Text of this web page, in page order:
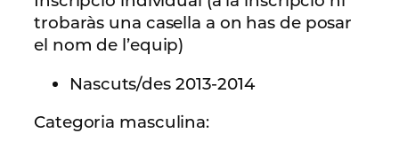
trobaràs una casella a on has de posar
el nom de l’equip)
Nascuts/des 2013-2014
Categoria masculina: